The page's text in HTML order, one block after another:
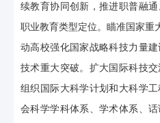
续教育协同创新，推进职普融
职业教育类型定位。瞄准国家重
动高校强化国家战略科技力量
技术重大突破。扩大国际科技
组织国际大科学计划和大科学
会科学学科体系、学术体系、